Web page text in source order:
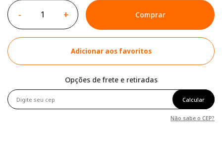
- + Comprar
Adicionar aos favoritos
Opções de frete e retiradas
Calcular
Não sabe o CEP?